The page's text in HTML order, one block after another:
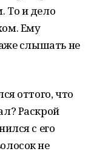
То и дело
Ему
слышать не
оттого, что
Раскрой
с его
не